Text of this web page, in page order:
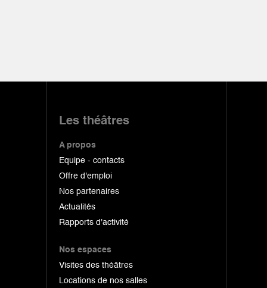
Les théâtres
A propos
Equipe - contacts
Offre d'emploi
Nos partenaires
Actualités
Rapports d'activité
Nos espaces
Visites des théâtres
Locations de nos salles